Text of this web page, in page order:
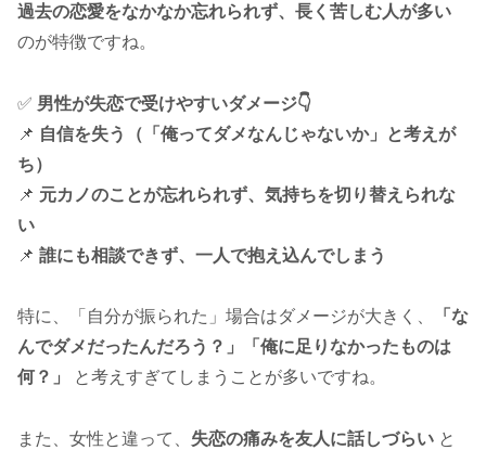
過去の恋愛をなかなか忘れられず、長く苦しむ人が多い
のが特徴ですね。
✅ 男性が失恋で受けやすいダメージ👇
📌 自信を失う（「俺ってダメなんじゃないか」と考えが
ち）
📌 元カノのことが忘れられず、気持ちを切り替えられな
い
📌 誰にも相談できず、一人で抱え込んでしまう
特に、「自分が振られた」場合はダメージが大きく、
「な
んでダメだったんだろう？」「俺に足りなかったものは
何？」
と考えすぎてしまうことが多いですね。
また、女性と違って、 失恋の痛みを友人に話しづらい と